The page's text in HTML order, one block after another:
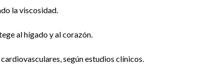
la viscosidad.
al hígado y al corazón.
según estudios clínicos.